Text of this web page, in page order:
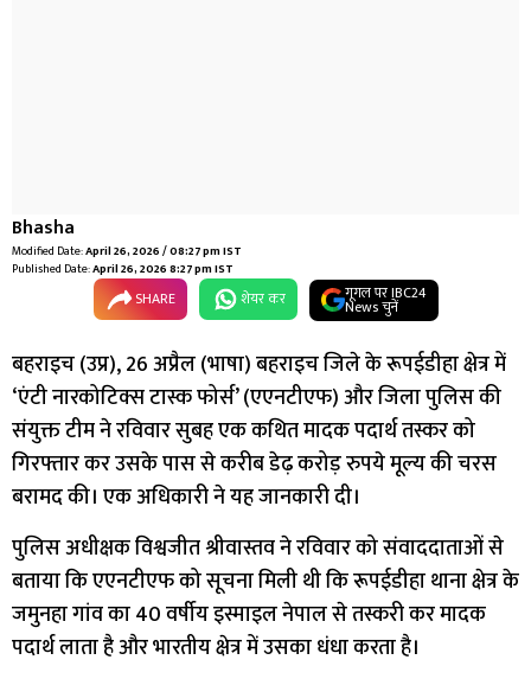
Bhasha
Modified Date:April 26, 2026 / 08:27 pm IST
Published Date:April 26, 2026 8:27 pm IST
SHARE शेयर कर गूगल पर IBC24
News चुनें
बहराइच (उप्र), 26 अप्रैल (भाषा) बहराइच जिले के रूपईडीहा क्षेत्र में
‘एंटी नारकोटिक्स टास्क फोर्स’ (एएनटीएफ) और जिला पुलिस की
संयुक्त टीम ने रविवार सुबह एक कथित मादक पदार्थ तस्कर को
गिरफ्तार कर उसके पास से करीब डेढ़ करोड़ रुपये मूल्य की चरस
बरामद की। एक अधिकारी ने यह जानकारी दी।
पुलिस अधीक्षक विश्वजीत श्रीवास्तव ने रविवार को संवाददाताओं से
बताया कि एएनटीएफ को सूचना मिली थी कि रूपईडीहा थाना क्षेत्र के
जमुनहा गांव का 40 वर्षीय इस्माइल नेपाल से तस्करी कर मादक
पदार्थ लाता है और भारतीय क्षेत्र में उसका धंधा करता है।